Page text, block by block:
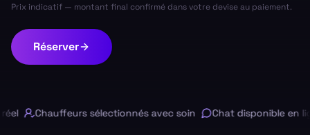
Prix indicatif — montant final confirmé dans votre devise au paiement.
Réserver
Chauffeurs sélectionnés avec soin Chat disponible en